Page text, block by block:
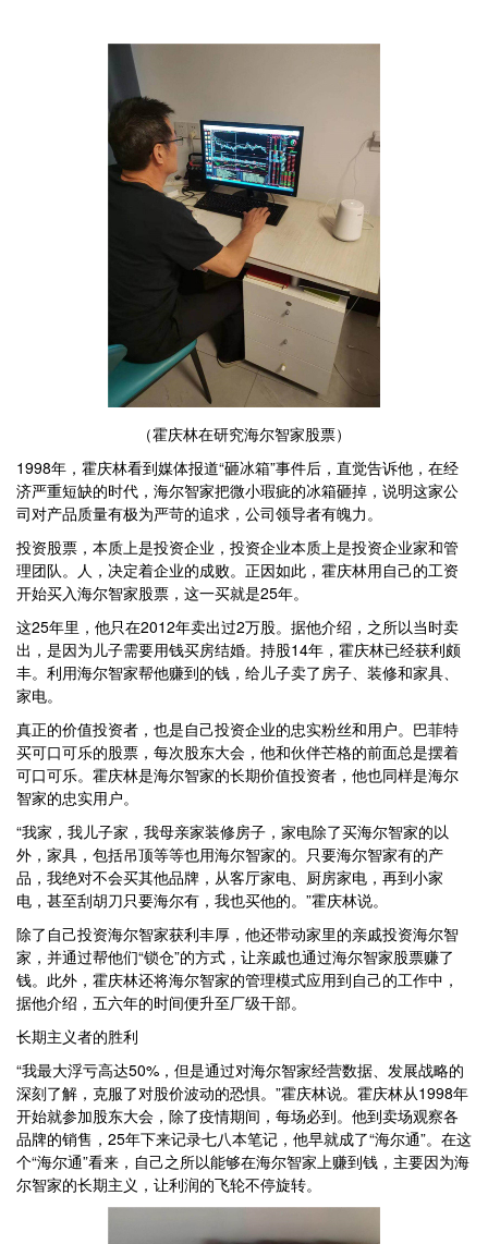
（霍庆林在研究海尔智家股票）
1998年，霍庆林看到媒体报道“砸冰箱”事件后，直觉告诉他，在经
济严重短缺的时代，海尔智家把微小瑕疵的冰箱砸掉，说明这家公
司对产品质量有极为严苛的追求，公司领导者有魄力。
投资股票，本质上是投资企业，投资企业本质上是投资企业家和管
理团队。人，决定着企业的成败。正因如此，霍庆林用自己的工资
开始买入海尔智家股票，这一买就是25年。
这25年里，他只在2012年卖出过2万股。据他介绍，之所以当时卖
出，是因为儿子需要用钱买房结婚。持股14年，霍庆林已经获利颇
丰。利用海尔智家帮他赚到的钱，给儿子卖了房子、装修和家具、
家电。
真正的价值投资者，也是自己投资企业的忠实粉丝和用户。巴菲特
买可口可乐的股票，每次股东大会，他和伙伴芒格的前面总是摆着
可口可乐。霍庆林是海尔智家的长期价值投资者，他也同样是海尔
智家的忠实用户。
“我家，我儿子家，我母亲家装修房子，家电除了买海尔智家的以
外，家具，包括吊顶等等也用海尔智家的。只要海尔智家有的产
品，我绝对不会买其他品牌，从客厅家电、厨房家电，再到小家
电，甚至刮胡刀只要海尔有，我也买他的。”霍庆林说。
除了自己投资海尔智家获利丰厚，他还带动家里的亲戚投资海尔智
家，并通过帮他们“锁仓”的方式，让亲戚也通过海尔智家股票赚了
钱。此外，霍庆林还将海尔智家的管理模式应用到自己的工作中，
据他介绍，五六年的时间便升至厂级干部。
长期主义者的胜利
“我最大浮亏高达50%，但是通过对海尔智家经营数据、发展战略的
深刻了解，克服了对股价波动的恐惧。”霍庆林说。霍庆林从1998年
开始就参加股东大会，除了疫情期间，每场必到。他到卖场观察各
品牌的销售，25年下来记录七八本笔记，他早就成了“海尔通”。在这
个“海尔通”看来，自己之所以能够在海尔智家上赚到钱，主要因为海
尔智家的长期主义，让利润的飞轮不停旋转。